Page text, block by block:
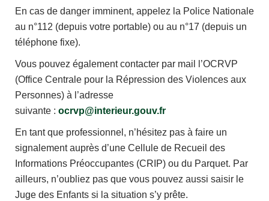
En cas de danger imminent, appelez la Police Nationale
au n°112 (depuis votre portable) ou au n°17 (depuis un
téléphone fixe).
Vous pouvez également contacter par mail l’OCRVP
(Office Centrale pour la Répression des Violences aux
Personnes) à l’adresse
suivante : ocrvp@interieur.gouv.fr
En tant que professionnel, n’hésitez pas à faire un
signalement auprès d’une Cellule de Recueil des
Informations Préoccupantes (CRIP) ou du Parquet. Par
ailleurs, n’oubliez pas que vous pouvez aussi saisir le
Juge des Enfants si la situation s’y prête.